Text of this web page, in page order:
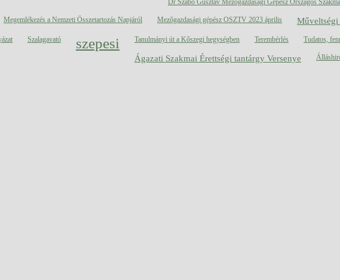
Dr Szabó Gusztáv Mezőgazdasági Gépész Országos
Megemlékezés a Nemzeti Összetartozás Napjáról Mezőgazdasági gépész OSZTV 2023 április
Szalagavató szepesi Tanulmányi út a Kőszegi hegységben Terembérlés Tudatos,
Ágazati Szakmai Érettségi tantárgy Versenye